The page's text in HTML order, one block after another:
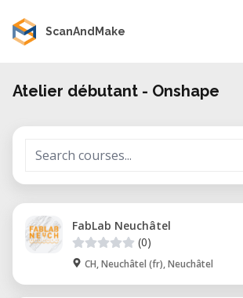
ScanAndMake
Atelier débutant - Onshape
FabLab Neuchâtel
(0)
CH, Neuchâtel (fr), Neuchâtel